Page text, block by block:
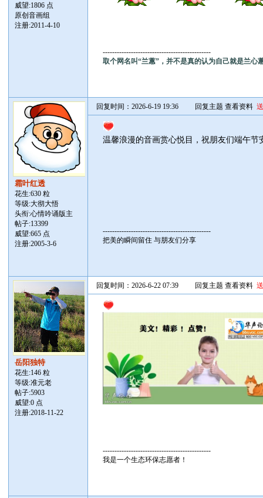
威望:1806 点
原创音画组
注册:2011-4-10
----------------------------------------------
取个网名叫“兰蕙”，并不是真的认为自己就是兰
霜叶红透
花生:630 粒
等级:大彻大悟
头衔:心情吟诵版主
帖子:13399
威望:665 点
注册:2005-3-6
回复时间：2026-6-19 19:36 回复主题 查看资料
温馨浪漫的音画赏心悦目，祝朋友们端午节
----------------------------------------------
把美的瞬间留住 与朋友们分享
岳阳独特
花生:146 粒
等级:准元老
帖子:5903
威望:0 点
注册:2018-11-22
回复时间：2026-6-22 07:39 回复主题 查看资料
----------------------------------------------
我是一个生态环保志愿者！